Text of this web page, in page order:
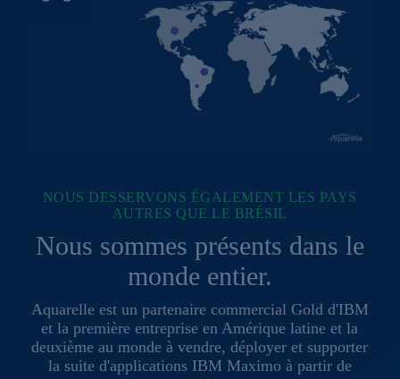
NOUS DESSERVONS ÉGALEMENT LES PAYS
AUTRES QUE LE BRÉSIL
Nous sommes présents dans le
monde entier.
Aquarelle est un partenaire commercial Gold d'IBM
et la première entreprise en Amérique latine et la
deuxième au monde à vendre, déployer et supporter
la suite d'applications IBM Maximo à partir de